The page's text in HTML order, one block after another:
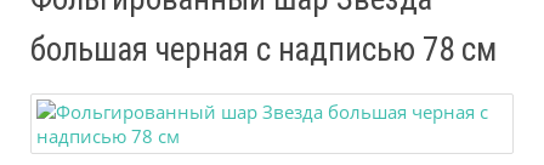
большая черная с надписью 78 см